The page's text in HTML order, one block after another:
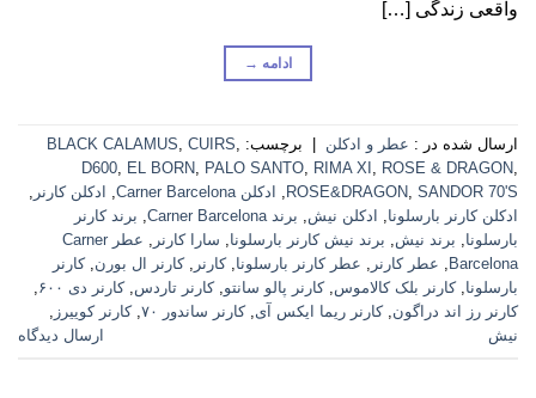
واقعی زندگی […]
ادامه →
ارسال شده در : عطر و ادکلن برچسب: BLACK CALAMUS, CUIRS,
D600, EL BORN, PALO SANTO, RIMA XI , ROSE & DRAGON,
ROSE&DRAGON, SANDOR 70'S
, ادکلن Carner Barcelona , ادکلن کارنر ,
ادکلن کارنر بارسلونا, ادکلن نیش, برند Carner Barcelona , برند کارنر
بارسلونا, برند نیش, برند نیش کارنر بارسلونا, سارا کارنر ,
عطر Carner
Barcelona
, عطر کارنر , عطر کارنر بارسلونا,کارنر ,کارنر ال بورن,کارنر
بارسلونا,کارنر بلک کالاموس,کارنر پالو سانتو,کارنر تاردس,کارنر دی ۶۰۰
,
کارنر رز اند دراگون,کارنر ریما ایکس آی,کارنر ساندور ۷۰ ,کارنر کوییرز ,
نیش
ارسال دیدگاه